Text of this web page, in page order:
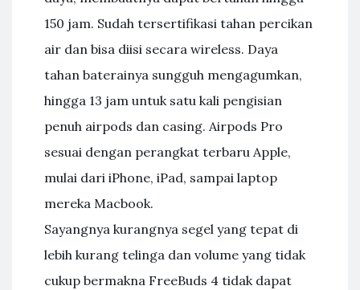
150 jam. Sudah tersertifikasi tahan percikan
air dan bisa diisi secara wireless. Daya
tahan baterainya sungguh mengagumkan,
hingga 13 jam untuk satu kali pengisian
penuh airpods dan casing. Airpods Pro
sesuai dengan perangkat terbaru Apple,
mulai dari iPhone, iPad, sampai laptop
mereka Macbook.
Sayangnya kurangnya segel yang tepat di
lebih kurang telinga dan volume yang tidak
cukup bermakna FreeBuds 4 tidak dapat